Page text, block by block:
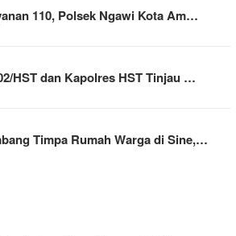
110, Polsek Ngawi Kota Am…
HST dan Kapolres HST Tinjau …
Timpa Rumah Warga di Sine,…